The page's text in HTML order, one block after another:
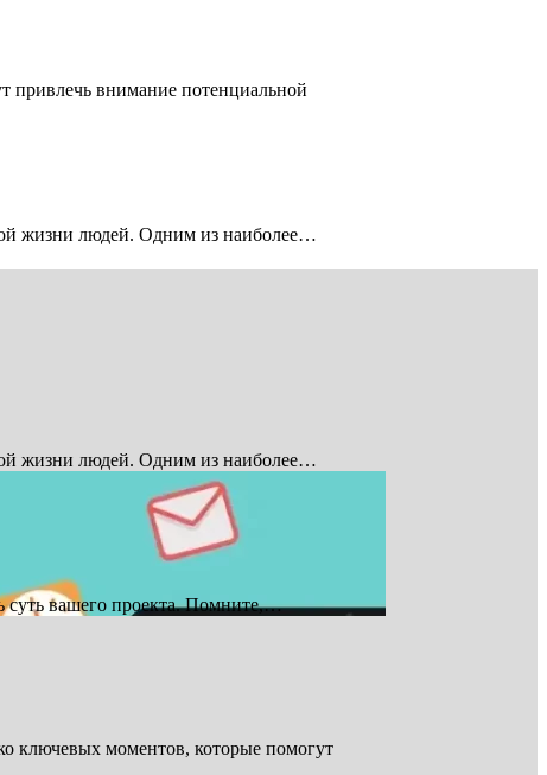
привлечь внимание потенциальной
жизни людей. Одним из наиболее…
жизни людей. Одним из наиболее…
суть вашего проекта. Помните,…
ключевых моментов, которые помогут